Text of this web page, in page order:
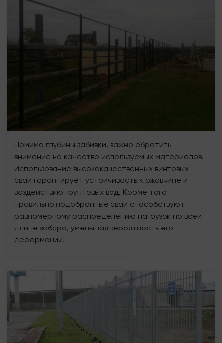
Помимо глубины забивки, важно обратить
внимание на качество используемых материалов.
Использование высококачественных винтовых
свай гарантирует устойчивость к ржавчине и
воздействию грунтовых вод. Кроме того,
правильно подобранные сваи способствуют
равномерному распределению нагрузок по всей
длине забора, уменьшая вероятность его
деформации.